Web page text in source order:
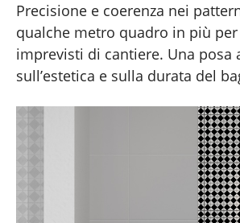
Precisione e coerenza nei
qualche metro quadro in più
imprevisti di cantiere. Una
sull’estetica e sulla durata del